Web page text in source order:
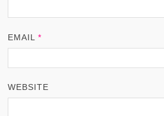
EMAIL*
WEBSITE